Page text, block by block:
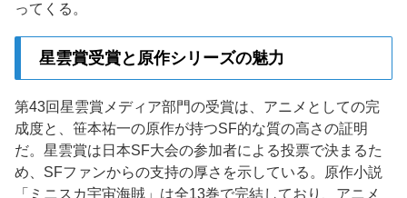
ってくる。
星雲賞受賞と原作シリーズの魅力
第43回星雲賞メディア部門の受賞は、アニメとしての完
成度と、笹本祐一の原作が持つSF的な質の高さの証明
だ。星雲賞は日本SF大会の参加者による投票で決まるた
め、SFファンからの支持の厚さを示している。原作小説
「ミニスカ宇宙海賊」は全13巻で完結しており、アニメ